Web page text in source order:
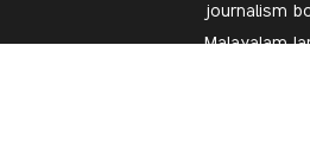
journalism
Malayalam